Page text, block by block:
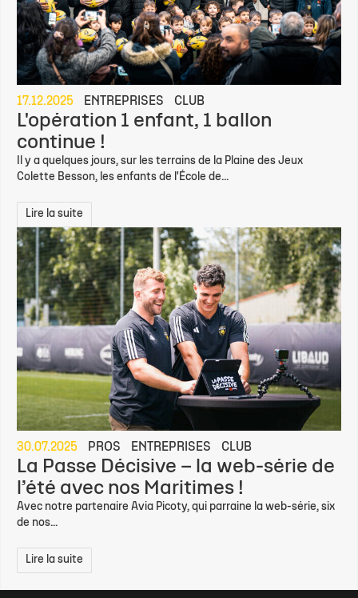
17.12.2025 ENTREPRISES CLUB
L'opération 1 enfant, 1 ballon
continue !
Il y a quelques jours, sur les terrains de la Plaine des Jeux
Colette Besson, les enfants de l'École de...
Lire la suite
30.07.2025 PROS ENTREPRISES CLUB
La Passe Décisive – la web-série de
l’été avec nos Maritimes !
Avec notre partenaire Avia Picoty, qui parraine la web-série, six
de nos...
Lire la suite